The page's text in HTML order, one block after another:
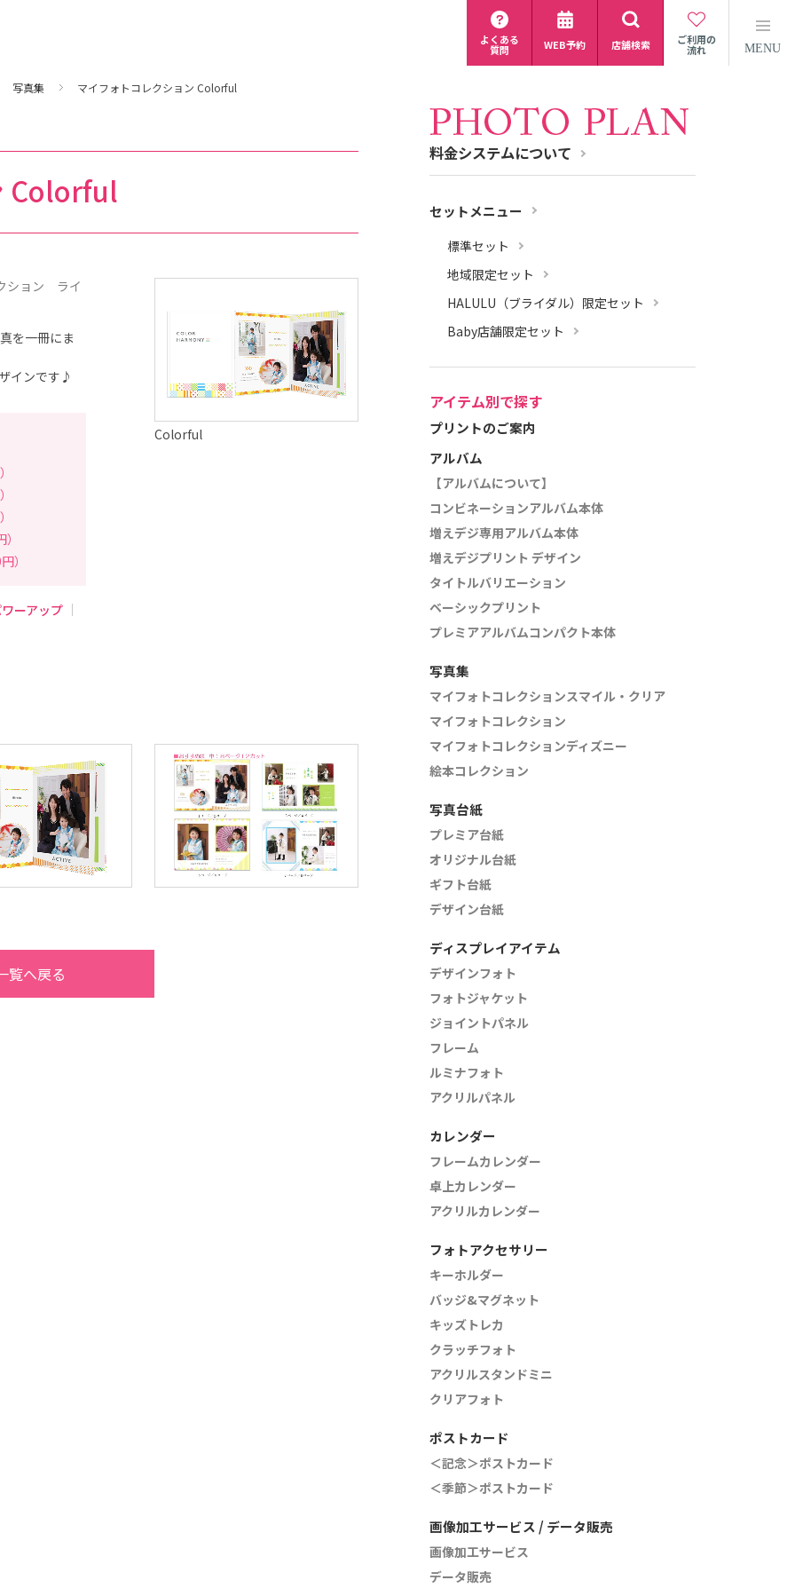
よくある
質問 WEB予約 店舗検索 ご利用の
流れ MENU
写真集 マイフォトコレクション Colorful
Colorful
ション ライ
を一冊にま
インです♪
Colorful
）
ーアップ
覧へ戻る
料金システムについて
セットメニュー
標準セット
地域限定セット
HALULU（ブライダル）限定セット
Baby店舗限定セット
アイテム別で探す
プリントのご案内
アルバム
【アルバムについて】
コンビネーションアルバム本体
増えデジ専用アルバム本体
増えデジプリント デザイン
タイトルバリエーション
ベーシックプリント
プレミアアルバムコンパクト本体
写真集
マイフォトコレクションスマイル・クリア
マイフォトコレクション
マイフォトコレクションディズニー
絵本コレクション
写真台紙
プレミア台紙
オリジナル台紙
ギフト台紙
デザイン台紙
ディスプレイアイテム
デザインフォト
フォトジャケット
ジョイントパネル
フレーム
ルミナフォト
アクリルパネル
カレンダー
フレームカレンダー
卓上カレンダー
アクリルカレンダー
フォトアクセサリー
キーホルダー
バッジ&マグネット
キッズトレカ
クラッチフォト
アクリルスタンドミニ
クリアフォト
ポストカード
＜記念＞ポストカード
＜季節＞ポストカード
画像加工サービス / データ販売
画像加工サービス
データ販売